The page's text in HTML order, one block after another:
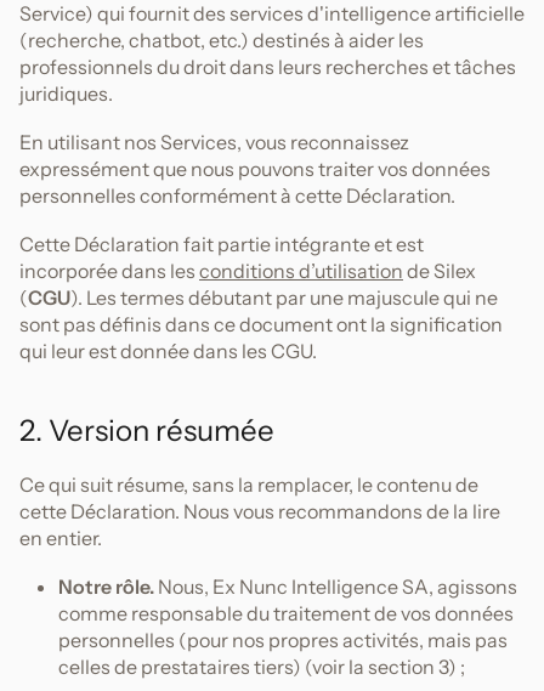
Service) qui fournit des services d'intelligence artificielle
(recherche, chatbot, etc.) destinés à aider les
professionnels du droit dans leurs recherches et tâches
juridiques.
En utilisant nos Services, vous reconnaissez
expressément que nous pouvons traiter vos données
personnelles conformément à cette Déclaration.
Cette Déclaration fait partie intégrante et est
incorporée dans les conditions d’utilisation de Silex
(CGU). Les termes débutant par une majuscule qui ne
sont pas définis dans ce document ont la signification
qui leur est donnée dans les CGU.
2. Version résumée
Ce qui suit résume, sans la remplacer, le contenu de
cette Déclaration. Nous vous recommandons de la lire
en entier.
Notre rôle. Nous, Ex Nunc Intelligence SA, agissons
comme responsable du traitement de vos données
personnelles (pour nos propres activités, mais pas
celles de prestataires tiers) (voir la section 3) ;